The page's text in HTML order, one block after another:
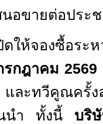
นอขายต่อประ
ให้จองซื้อระห
รกฎาคม2569
และทวีคูณครั้
นนำ ทั้งนี้ บริ